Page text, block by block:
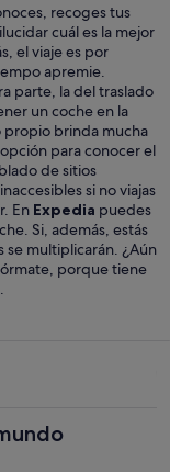
recoges tus
cuál es la mejor
el viaje es por
apremie.
parte, la del traslado
un coche en la
propio brinda mucha
para conocer el
de sitios
si no viajas
En Expedia puedes
Si, además, estás
se multiplicarán. ¿Aún
porque tiene